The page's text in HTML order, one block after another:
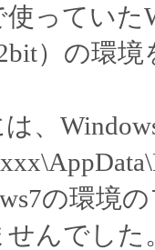
っていた
）の環
、
の環境
せんでした